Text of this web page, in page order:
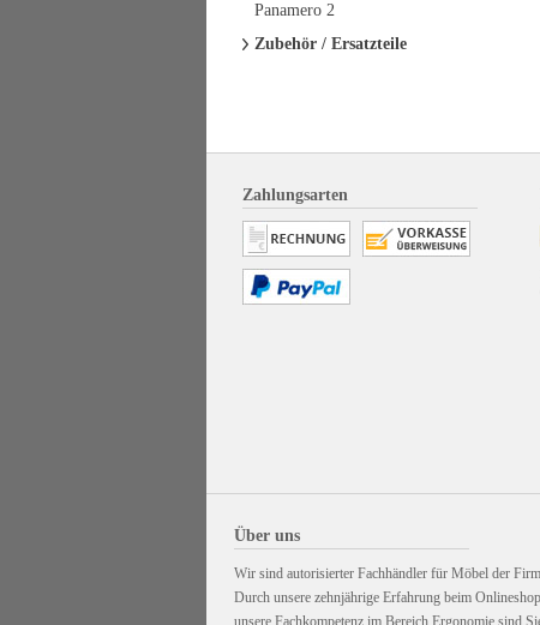
Panamero 2
Zubehör / Ersatzteile
Zahlungsarten
Über uns
Wir sind autorisierter Fachhändler für Möbel der
Durch unsere zehnjährige Erfahrung beim
unsere Fachkompetenz im Bereich Ergonomie sind